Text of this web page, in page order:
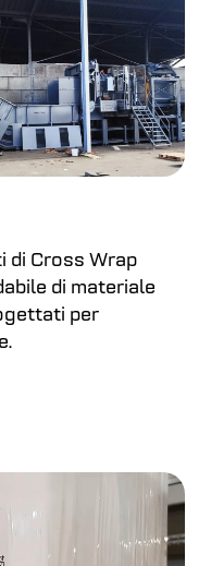
di Cross Wrap
di materiale
per